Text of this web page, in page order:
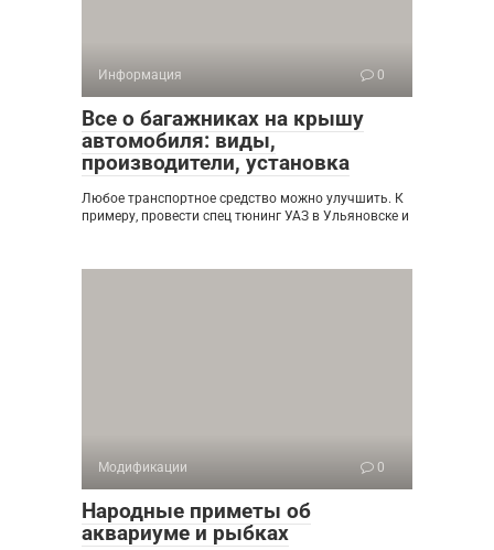
Информация 0
Все о багажниках на крышу
автомобиля: виды,
производители, установка
Любое транспортное средство можно улучшить. К
примеру, провести спец тюнинг УАЗ в Ульяновске и
Модификации 0
Народные приметы об
аквариуме и рыбках